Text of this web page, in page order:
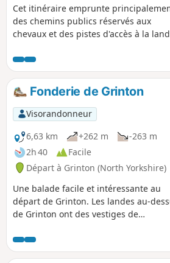
Cet itinéraire emprunte
des chemins publics réservés aux
chevaux et des pistes d'accès à la
traversé par des canaux de drainage.
#WalkingWithWheels.
Fonderie de Grinton
Visorandonneur
6,63 km
+262 m
-263 m
2h 40
Facile
Départ à Grinton (North Yorkshire)
Une balade facile et intéressante au
départ de Grinton. Les landes au-
de Grinton ont des vestiges de
pendant cette balade, tu verras ces
vestiges ainsi qu'une fonderie bien